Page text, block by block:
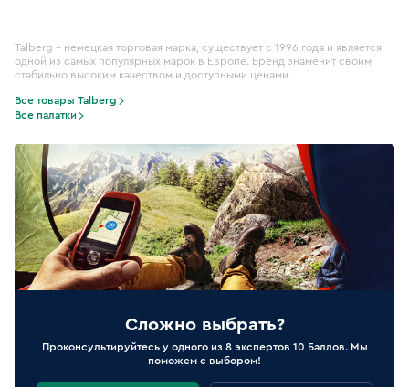
Talberg – немецкая торговая марка, существует с 1996 года и является
одной из самых популярных марок в Европе. Бренд знаменит своим
стабильно высоким качеством и доступными ценами.
Все товары Talberg
Все палатки
Сложно выбрать?
Проконсультируйтесь у одного из 8 экспертов 10 Баллов. Мы
поможем с выбором!